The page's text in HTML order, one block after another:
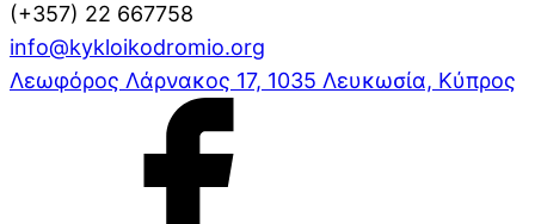
(+357) 22 667758
info@kykloikodromio.org
Λεωφόρος Λάρνακος 17, 1035 Λευκωσία, Κύπρος